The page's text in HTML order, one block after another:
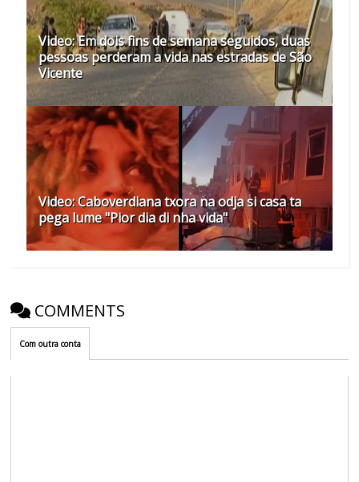
Video: Em dois fins de semana seguidos, duas
pessoas perderam a vida nas estradas de São
Vicente
Video: Caboverdiana txora na odja si casa ta
pega lume "Pior dia di nha vida"
COMMENTS
Com outra conta